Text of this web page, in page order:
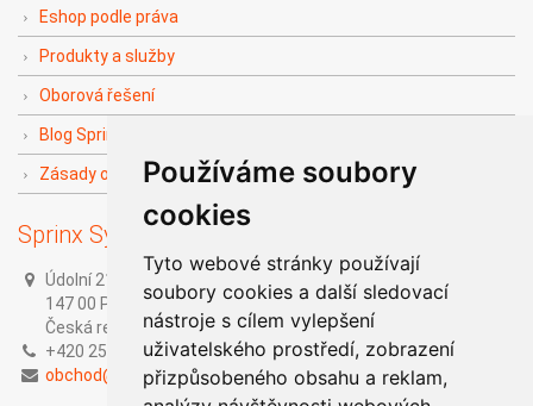
Používáme soubory
cookies
Tyto webové stránky používají
soubory cookies a další sledovací
nástroje s cílem vylepšení
uživatelského prostředí, zobrazení
přizpůsobeného obsahu a reklam,
Eshop podle práva
Produkty a služby
Oborová řešení
Blog Sprinx The Doers
Zásady ochrany soukromí
Sprinx Systems, a.s.
Údolní 212/1,
147 00 Praha 4,
Česká republika
+420 251 014 211
obchod@sprinx.com